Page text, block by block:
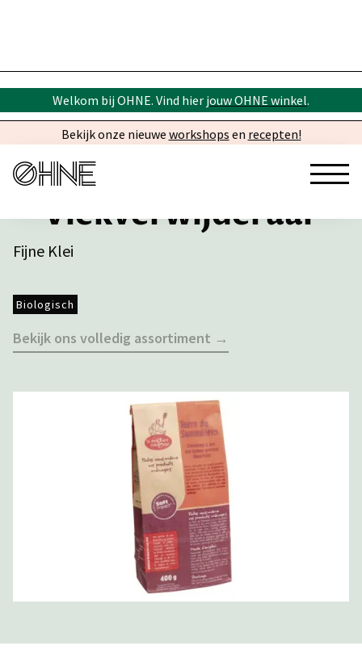
Welkom bij OHNE. Vind hier jouw OHNE winkel.
Bekijk onze nieuwe workshops en recepten!
Vlekverwijderaar
Fijne Klei
Biologisch
Bekijk ons volledig assortiment →